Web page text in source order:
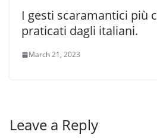
I gesti scaramantici più
praticati dagli italiani.
March 21, 2023
Leave a Reply